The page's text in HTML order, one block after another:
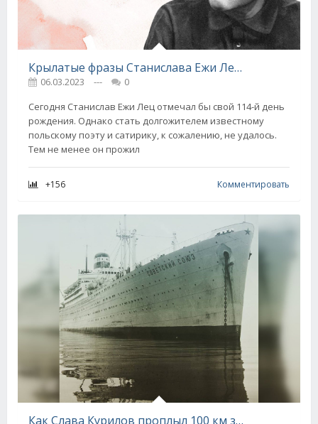
Крылатые фразы Станислава Ежи Леца
06.03.2023 ---
0
Сегодня Станислав Ежи Лец отмечал бы свой 114-й день
рождения. Однако стать долгожителем известному
польскому поэту и сатирику, к сожалению, не удалось.
Тем не менее он прожил
+156 Комментировать
Как Слава Курилов проплыл 100 км за 3 дня, спрыгнув с лайнера «Советский Союз»